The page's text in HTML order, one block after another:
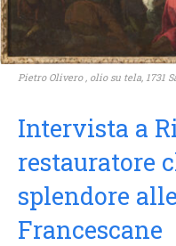
Pietro Olivero , olio su tela, 1731
Intervista a
restauratore
splendore
Francescane